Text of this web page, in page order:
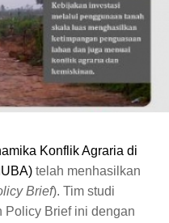
Konflik Agraria di
telah menhasilkan
Brief). Tim studi
Policy Brief ini dengan